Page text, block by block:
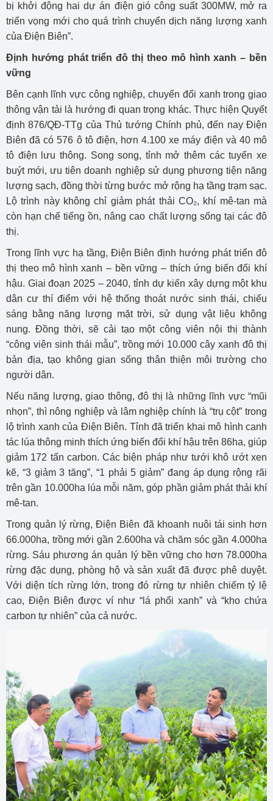
bị khởi động hai dự án điện gió công suất 300MW, mở ra
triển vọng mới cho quá trình chuyển dịch năng lượng xanh
của Điện Biên”.
Định hướng phát triển đô thị theo mô hình xanh – bền
vững
Bên cạnh lĩnh vực công nghiệp, chuyển đổi xanh trong giao
thông vận tải là hướng đi quan trọng khác. Thực hiện Quyết
định 876/QĐ-TTg của Thủ tướng Chính phủ, đến nay Điện
Biên đã có 576 ô tô điện, hơn 4.100 xe máy điện và 40 mô
tô điện lưu thông. Song song, tỉnh mở thêm các tuyến xe
buýt mới, ưu tiên doanh nghiệp sử dụng phương tiện năng
lượng sạch, đồng thời từng bước mở rộng hạ tầng trạm sạc.
Lộ trình này không chỉ giảm phát thải CO₂, khí mê-tan mà
còn hạn chế tiếng ồn, nâng cao chất lượng sống tại các đô
thị.
Trong lĩnh vực hạ tầng, Điện Biên định hướng phát triển đô
thị theo mô hình xanh – bền vững – thích ứng biến đổi khí
hậu. Giai đoạn 2025 – 2040, tỉnh dự kiến xây dựng một khu
dân cư thí điểm với hệ thống thoát nước sinh thái, chiếu
sáng bằng năng lượng mặt trời, sử dụng vật liệu không
nung. Đồng thời, sẽ cải tạo một công viên nội thị thành
“công viên sinh thái mẫu”, trồng mới 10.000 cây xanh đô thị
bản địa, tạo không gian sống thân thiện môi trường cho
người dân.
Nếu năng lượng, giao thông, đô thị là những lĩnh vực “mũi
nhọn”, thì nông nghiệp và lâm nghiệp chính là “trụ cột” trong
lộ trình xanh của Điện Biên. Tỉnh đã triển khai mô hình canh
tác lúa thông minh thích ứng biến đổi khí hậu trên 86ha, giúp
giảm 172 tấn carbon. Các biện pháp như tưới khô ướt xen
kẽ, “3 giảm 3 tăng”, “1 phải 5 giảm” đang áp dụng rộng rãi
trên gần 10.000ha lúa mỗi năm, góp phần giảm phát thải khí
mê-tan.
Trong quản lý rừng, Điện Biên đã khoanh nuôi tái sinh hơn
66.000ha, trồng mới gần 2.600ha và chăm sóc gần 4.000ha
rừng. Sáu phương án quản lý bền vững cho hơn 78.000ha
rừng đặc dụng, phòng hộ và sản xuất đã được phê duyệt.
Với diện tích rừng lớn, trong đó rừng tự nhiên chiếm tỷ lệ
cao, Điện Biên được ví như “lá phổi xanh” và “kho chứa
carbon tự nhiên” của cả nước.